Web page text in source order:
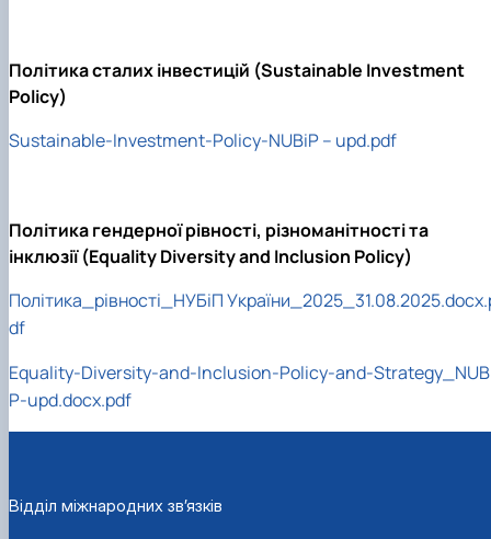
Політика сталих інвестицій (Sustainable Investment
Policy)
Sustainable-Investment-Policy-NUBiP – upd.pdf
Політика гендерної рівності, різноманітності та
інклюзії (Equality Diversity and Inclusion Policy)
Політика_рівності_НУБіП
df
Equality-Diversity-and-Inclusion-Policy-and-
P-upd.docx.pdf
Відділ міжнародних зв’язків